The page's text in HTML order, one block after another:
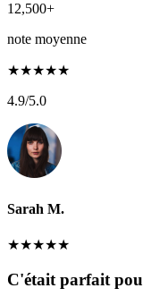
12,500+
note moyenne
★★★★★
4.9/5.0
Sarah M.
★★★★★
C'était parfait